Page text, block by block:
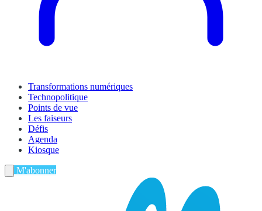
Transformations numériques
Technopolitique
Points de vue
Les faiseurs
Défis
Agenda
Kiosque
M'abonner